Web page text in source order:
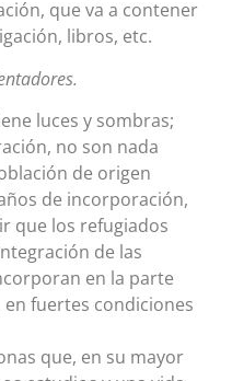
que va a contener
libros, etc.
luces y sombras;
no son nada
de origen
de incorporación,
que los refugiados
de las
en la parte
fuertes condiciones
que, en su mayor